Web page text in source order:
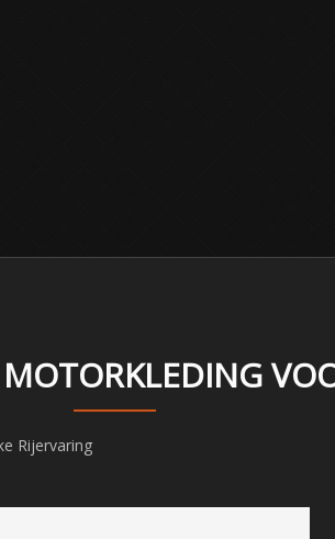
Rijervaring